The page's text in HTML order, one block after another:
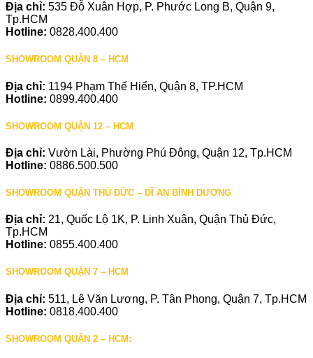
Địa chỉ: 535 Đỗ Xuân Hợp, P. Phước Long B, Quận 9,
Tp.HCM
Hotline: 0828.400.400
SHOWROOM QUẬN 8 – HCM
Địa chỉ: 1194 Phạm Thế Hiển, Quận 8, TP.HCM
Hotline: 0899.400.400
SHOWROOM QUẬN 12 – HCM
Địa chỉ: Vườn Lài, Phường Phú Đông, Quận 12, Tp.HCM
Hotline: 0886.500.500
SHOWROOM QUẬN THỦ ĐỨC – DĨ AN BÌNH DƯƠNG
Địa chỉ: 21, Quốc Lộ 1K, P. Linh Xuân, Quận Thủ Đức,
Tp.HCM
Hotline: 0855.400.400
SHOWROOM QUẬN 7 – HCM
Địa chỉ: 511, Lê Văn Lương, P. Tân Phong, Quận 7, Tp.HCM
Hotline: 0818.400.400
SHOWROOM QUẬN 2 – HCM: